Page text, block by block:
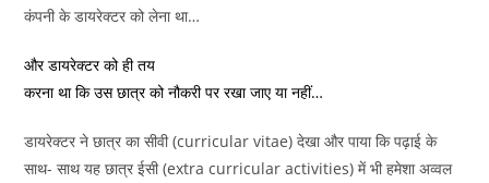
कंपनी के डायरेक्टर को लेना था…
और डायरेक्टर को ही तय
करना था कि उस छात्र को नौकरी पर रखा जाए या नहीं…
डायरेक्टर ने छात्र का सीवी (curricular vitae) देखा और पाया कि पढ़ाई के
साथ- साथ यह छात्र ईसी (extra curricular activities) में भी हमेशा अव्वल